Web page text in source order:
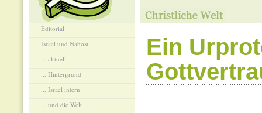
Editorial
Israel und Nahost
... aktuell
... Hintergrund
... Israel intern
... und die Welt
Ein